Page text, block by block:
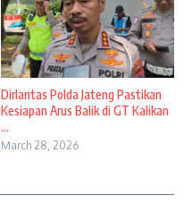
Dirlantas Polda Jateng Pastikan
Kesiapan Arus Balik di GT Kalikan
...
March 28, 2026